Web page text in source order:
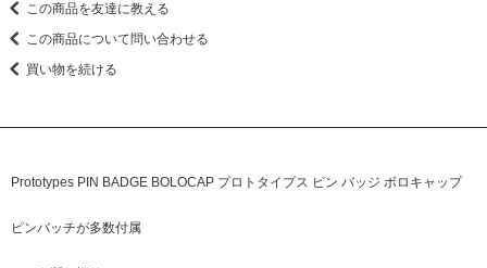
この商品を友達に教える
この商品について問い合わせる
買い物を続ける
Prototypes PIN BADGE BOLOCAP プロトタイプス ピン バッジ ボロキャップ
ピンバッチが多数付属